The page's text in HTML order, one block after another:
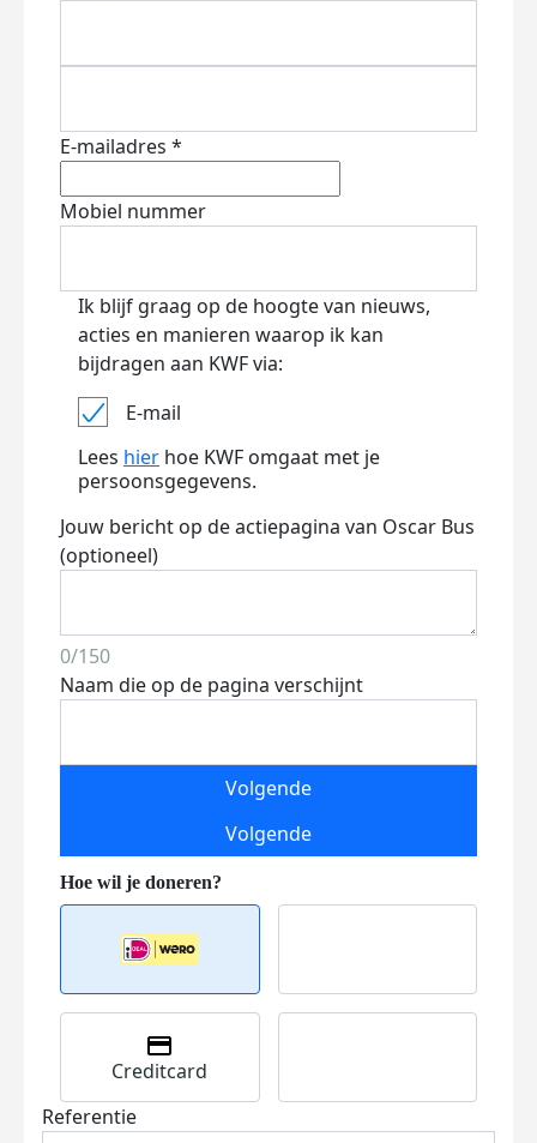
E-mailadres *
Mobiel nummer
Ik blijf graag op de hoogte van nieuws,
acties en manieren waarop ik kan
bijdragen aan KWF via:
E-mail
Lees hier hoe KWF omgaat met je
persoonsgegevens.
Jouw bericht op de actiepagina van Oscar Bus
(optioneel)
0/150
Naam die op de pagina verschijnt
Volgende
Volgende
Creditcard
Referentie